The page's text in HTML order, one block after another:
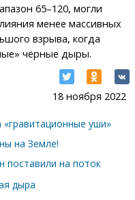
65–120, могли
менее массивных
взрыва, когда
чёрные дыры.
18 ноября 2022
уши»
на Земле!
поставили на поток
дыра